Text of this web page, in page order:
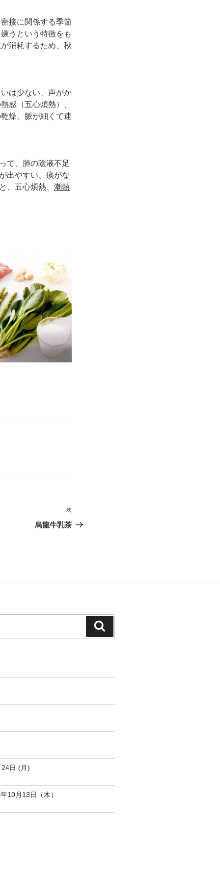
接に関係する季節
うという特徴をも
消耗するため、秋
は少ない、声がか
感（五心煩熱）、
燥、脈が細くて速
て、肺の陰液不足
出やすい、痰がな
、五心煩熱、 潮熱
次
の
次
烏龍牛乳茶
索
日 (月)
10月13日（木）